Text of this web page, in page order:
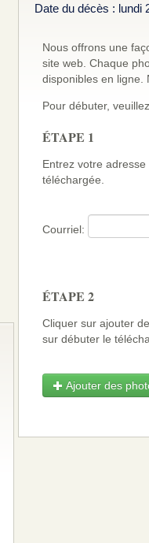
Date du décès : lundi
Nous offrons une
site web. Chaque
disponibles en ligne.
Pour débuter,
ÉTAPE 1
Entrez votre
téléchargée.
Courriel:
ÉTAPE 2
Cliquer sur ajouter
sur débuter le
Ajouter des